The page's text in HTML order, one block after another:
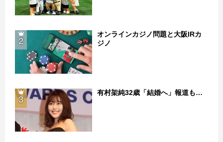
2
オンラインカジノ問題と大阪IRカ
ジノ
3
有村架純32歳「結婚へ」報道も…